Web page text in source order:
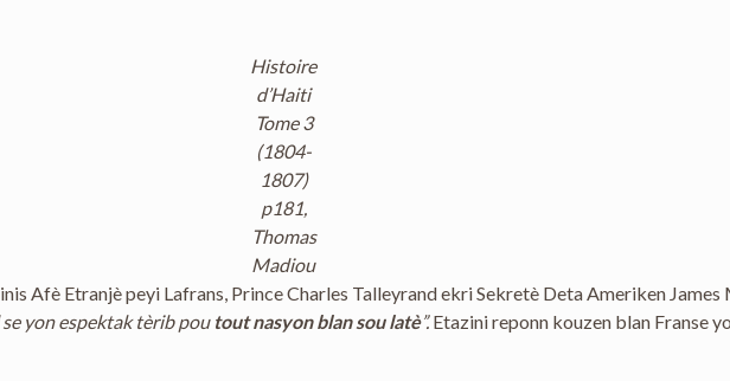
Histoire
d’Haiti
Tome 3
(1804-
1807)
p181,
Thomas
Madiou
Afè Etranjè peyi Lafrans, Prince Charles Talleyrand ekri Sekretè Deta Ameriken James
yon espektak tèrib pou tout nasyon blan sou latè”.Etazini reponn kouzen blan Franse